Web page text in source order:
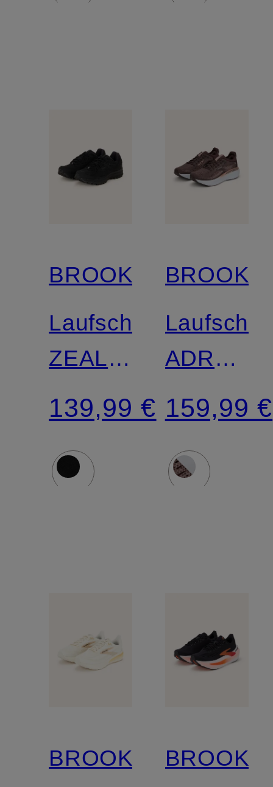
BROOKS
Laufschuhe
ZEAL
WALKER
139,99 €
BROOKS
GTS 25
159,99 €
BROOKS
BROOKS